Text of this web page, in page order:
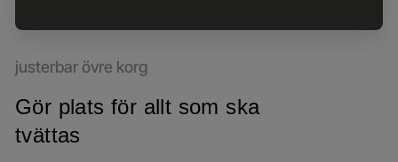
justerbar övre korg
Gör plats för allt som ska
tvättas